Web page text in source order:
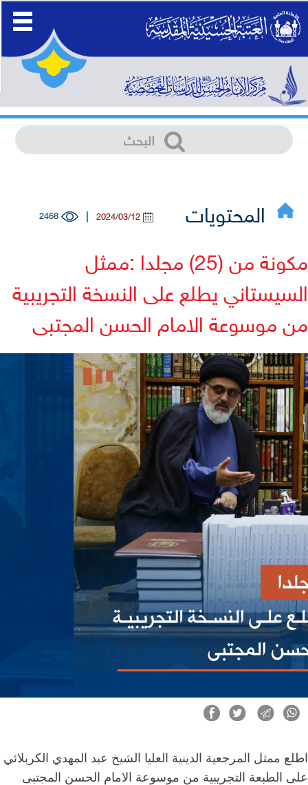
المحتويات 2024/03/12
2468
مكونة من (25) مجلدا :ممثل
يطلع على النسخة التجريبية
موسوعة الامام الحسن المجتبى
ممثل المرجعية الدينية العليا الشيخ عبد المهدي الكربلائي
الطبعة التجريبية من موسوعة الامام الحسن المجتبى